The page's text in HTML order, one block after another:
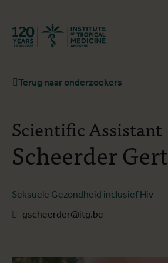
Terug naar start
Terug naar onderzoekers
Scheerder Gert
Scientific Assistant
Seksuele Gezondheid inclusief Hiv
gscheerder@itg.be